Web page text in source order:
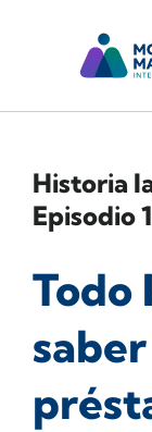
Historia
Episodio
Todo